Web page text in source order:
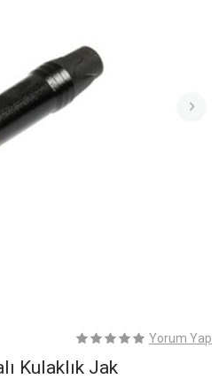
Yorum Yap
Kulaklık Jak